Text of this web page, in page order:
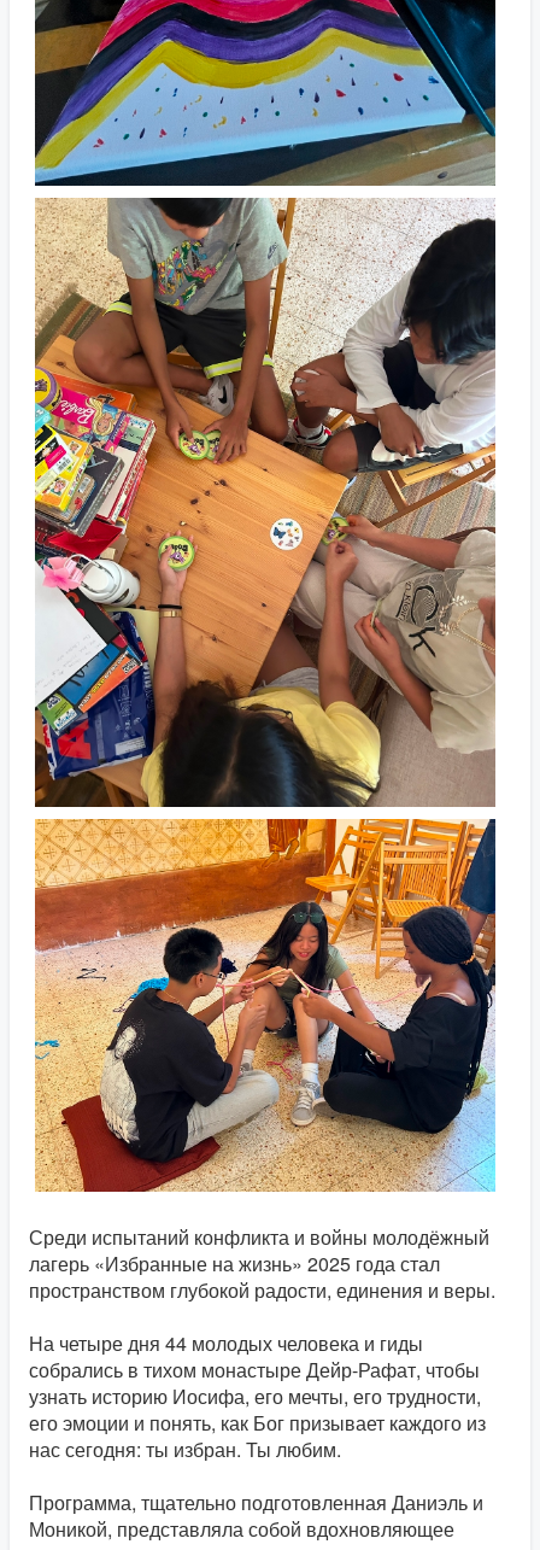
Среди испытаний конфликта и войны молодёжный
лагерь «Избранные на жизнь» 2025 года стал
пространством глубокой радости, единения и веры.
На четыре дня 44 молодых человека и гиды
собрались в тихом монастыре Дейр-Рафат, чтобы
узнать историю Иосифа, его мечты, его трудности,
его эмоции и понять, как Бог призывает каждого из
нас сегодня: ты избран. Ты любим.
Программа, тщательно подготовленная Даниэль и
Моникой, представляла собой вдохновляющее